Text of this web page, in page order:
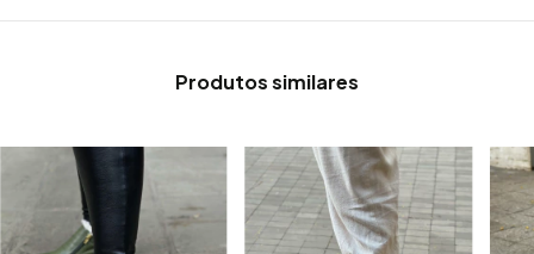
Produtos similares